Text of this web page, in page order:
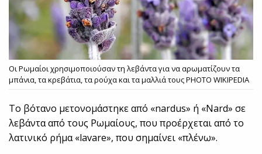
Οι Ρωμαίοι χρησιμοποιούσαν τη λεβάντα για να αρωματίζουν τα
μπάνια, τα κρεβάτια, τα ρούχα και τα μαλλιά τους PHOTO WIKIPEDIA
Το βότανο μετονομάστηκε από «nardus» ή «Nard» σε
λεβάντα από τους Ρωμαίους, που προέρχεται από το
λατινικό ρήμα «lavare», που σημαίνει «πλένω».